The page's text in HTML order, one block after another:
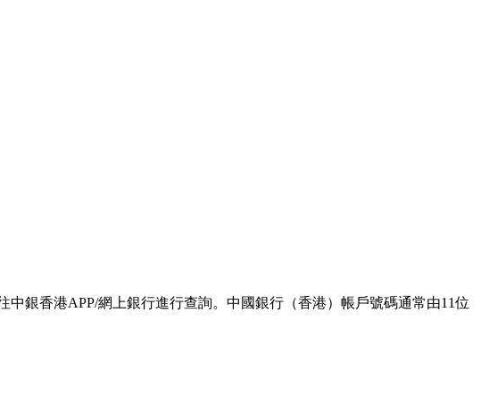
銀香港APP/網上銀行進行查詢。中國銀行（香港）帳戶號碼通常由11位